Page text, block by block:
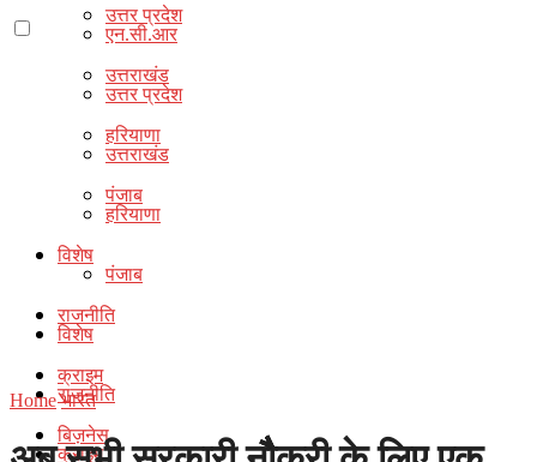
उत्तर प्रदेश
उत्तराखंड
हरियाणा
पंजाब
विशेष
राजनीति
क्राइम
बिज़नेस
एन.सी.आर
उत्तर प्रदेश
उत्तराखंड
हरियाणा
पंजाब
विशेष
राजनीति
क्राइम
Home भारत